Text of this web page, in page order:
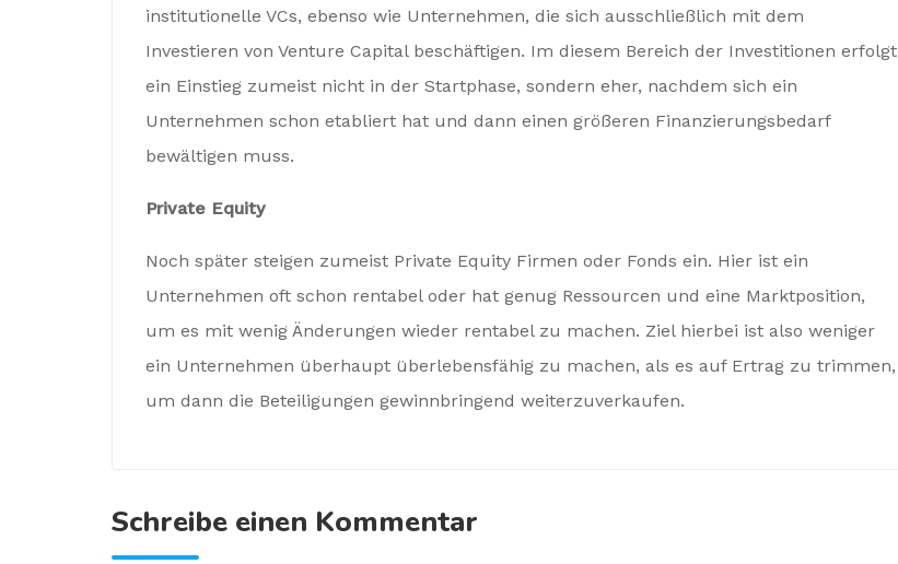
institutionelle VCs, ebenso wie Unternehmen, die sich ausschließlich mit dem
Investieren von Venture Capital beschäftigen. Im diesem Bereich der Investitionen erfolgt
ein Einstieg zumeist nicht in der Startphase, sondern eher, nachdem sich ein
Unternehmen schon etabliert hat und dann einen größeren Finanzierungsbedarf
bewältigen muss.
Private Equity
Noch später steigen zumeist Private Equity Firmen oder Fonds ein. Hier ist ein
Unternehmen oft schon rentabel oder hat genug Ressourcen und eine Marktposition,
um es mit wenig Änderungen wieder rentabel zu machen. Ziel hierbei ist also weniger
ein Unternehmen überhaupt überlebensfähig zu machen, als es auf Ertrag zu trimmen,
um dann die Beteiligungen gewinnbringend weiterzuverkaufen.
Schreibe einen Kommentar